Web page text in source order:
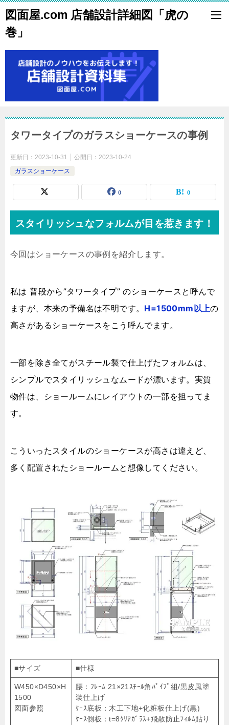
図面屋.com 店舗設計詳細図「虎の
巻」
タワータイプのガラスショーケースの事例
更新日： 2023-10-31 公開日： 2023-10-24
ガラスショーケース
0 0
スタイリッシュなフォルムが目を惹きます！
今回はショーケースの事例を紹介します。
私は 普段から”タワータイプ” のショーケースと呼んで
ますが、本来の予備名は不明です。 H=1500mm以上の
高さ があるショーケースをこう呼んでます。
一部を除き全てがスチール製で仕上げたフォルムは、
シンプルでスタイリッシュなムードが漂います。実質
物件は、ショールームにレイアウトの一部を担ってま
す。
こういったスタイルのショーケースが高さは違えど、
多く配置されたショールームと想像してください。
■サイズ ■仕様
W450×D450×H
1500
図面参照
腰：ﾌﾚｰﾑ 21×21ｽﾁｰﾙ角ﾊﾟｲﾌﾟ組/黒皮風塗
装仕上げ
ｹｰｽ底板：木工下地+化粧板仕上げ(黒)
ｹｰｽ側板：t=8ｸﾘｱｶﾞﾗｽ+飛散防止ﾌｨﾙﾑ貼り